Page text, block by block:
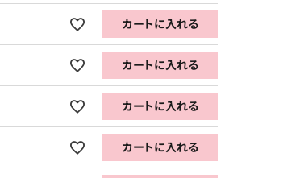
カートに入れる
カートに入れる
カートに入れる
カートに入れる